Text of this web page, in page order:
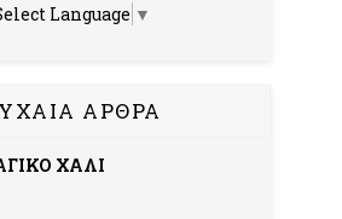
Language ▼
ΑΡΘΡΑ
ΧΑΛΙ